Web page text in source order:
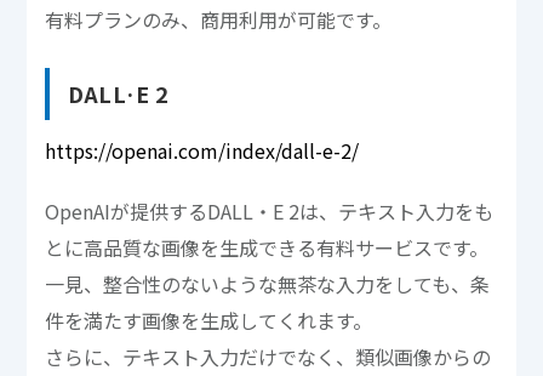
有料プランのみ、商用利用が可能です。
DALL·E 2
https://openai.com/index/dall-e-2/
OpenAIが提供するDALL・E 2は、テキスト入力をも
とに高品質な画像を生成できる有料サービスです。
一見、整合性のないような無茶な入力をしても、条
件を満たす画像を生成してくれます。
さらに、テキスト入力だけでなく、類似画像からの